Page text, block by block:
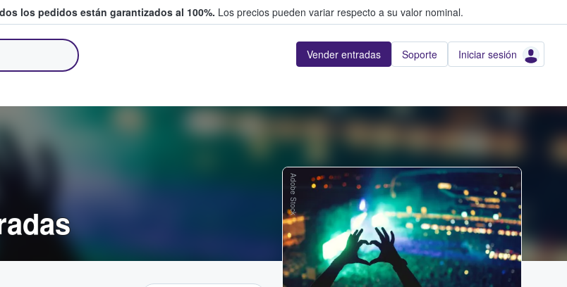
los pedidos están garantizados al 100%. Los precios pueden variar respecto a su valor nominal.
fans Vender entradas Soporte Iniciar sesión
Adobe Stock